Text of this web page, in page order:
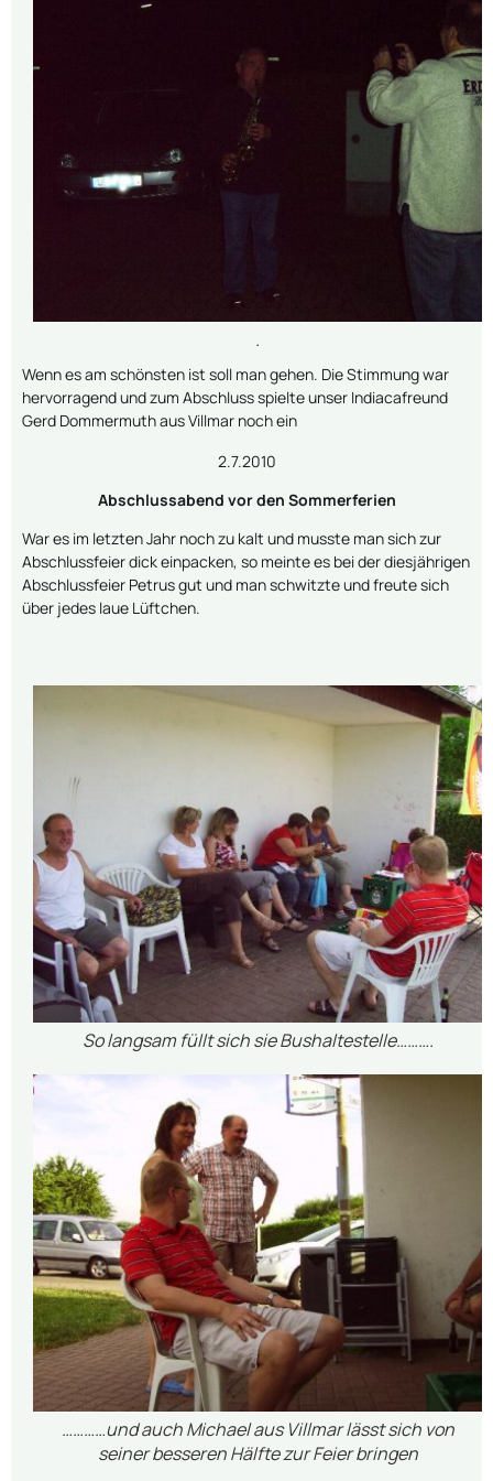
.
Wenn es am schönsten ist soll man gehen. Die Stimmung war
hervorragend und zum Abschluss spielte unser Indiacafreund
Gerd Dommermuth aus Villmar noch ein
2.7.2010
Abschlussabend vor den Sommerferien
War es im letzten Jahr noch zu kalt und musste man sich zur
Abschlussfeier dick einpacken, so meinte es bei der diesjährigen
Abschlussfeier Petrus gut und man schwitzte und freute sich
über jedes laue Lüftchen.
So langsam füllt sich sie Bushaltestelle……….
…………und auch Michael aus Villmar lässt sich von
seiner besseren Hälfte zur Feier bringen